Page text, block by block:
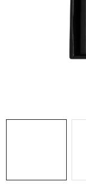
Doprava a platba